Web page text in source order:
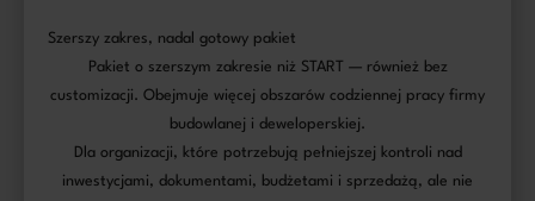
Szerszy zakres, nadal gotowy pakiet
Pakiet o szerszym zakresie niż START — również bez
customizacji. Obejmuje więcej obszarów codziennej pracy firmy
budowlanej i deweloperskiej.
Dla organizacji, które potrzebują pełniejszej kontroli nad
inwestycjami, dokumentami, budżetami i sprzedażą, ale nie